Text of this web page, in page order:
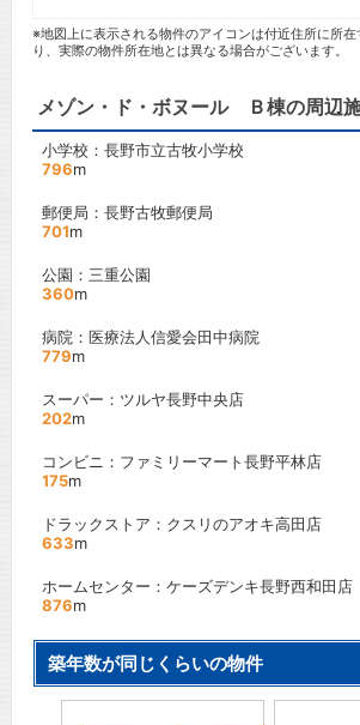
※地図上に表示される物件のアイコンは付近住所に所
り、実際の物件所在地とは異なる場合がございます。
メゾン・ド・ボヌール Ｂ棟の周辺
小学校：長野市立古牧小学校
796m
郵便局：長野古牧郵便局
701m
公園：三重公園
360m
病院：医療法人信愛会田中病院
779m
スーパー：ツルヤ長野中央店
202m
コンビニ：ファミリーマート長野平林店
175m
ドラックストア：クスリのアオキ高田店
633m
ホームセンター：ケーズデンキ長野西和田店
876m
築年数が同じくらいの物件